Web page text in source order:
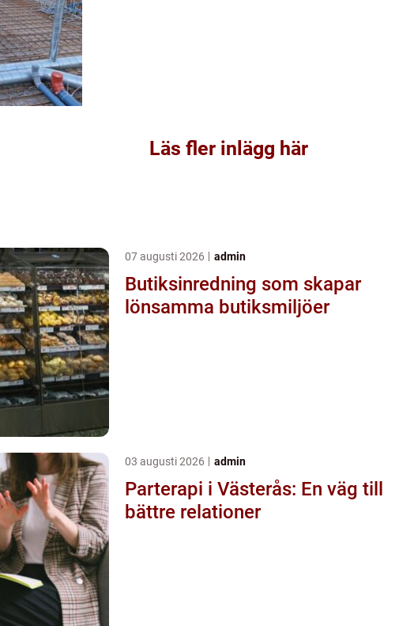
Läs fler inlägg här
07 augusti 2026 admin
Butiksinredning som skapar
lönsamma butiksmiljöer
03 augusti 2026 admin
Parterapi i Västerås: En väg till
bättre relationer